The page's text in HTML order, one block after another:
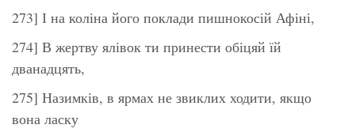
273] І на коліна його поклади пишнокосій Афіні,
274] В жертву ялівок ти принести обіцяй їй
дванадцять,
275] Назимків, в ярмах не звиклих ходити, якщо
вона ласку